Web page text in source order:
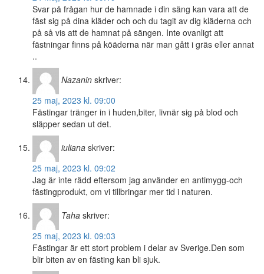
Svar på frågan hur de hamnade i din säng kan vara att de
fäst sig på dina kläder och och du tagit av dig kläderna och
på så vis att de hamnat på sängen. Inte ovanligt att
fästningar finns på köäderna när man gått i gräs eller annat
..
Nazanin skriver:
25 maj, 2023 kl. 09:00
Fästingar tränger in i huden,biter, livnär sig på blod och
släpper sedan ut det.
iuliana skriver:
25 maj, 2023 kl. 09:02
Jag är inte rädd eftersom jag använder en antimygg-och
fästingprodukt, om vi tillbringar mer tid i naturen.
Taha skriver:
25 maj, 2023 kl. 09:03
Fästingar är ett stort problem i delar av Sverige.Den som
blir biten av en fästing kan bli sjuk.